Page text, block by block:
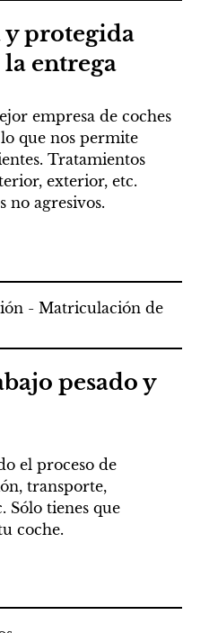
protegida
entrega
empresa de coches
que nos permite
Tratamientos
exterior, etc.
no agresivos.
- Matriculación de
pesado y
el proceso de
transporte,
Sólo tienes que
coche.